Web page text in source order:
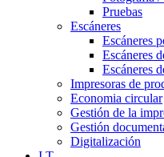
Pruebas
Escáneres
Escáneres
Escáneres
Escáneres
Impresoras de
Economia circular
Gestión de la
Gestión
Digitalización